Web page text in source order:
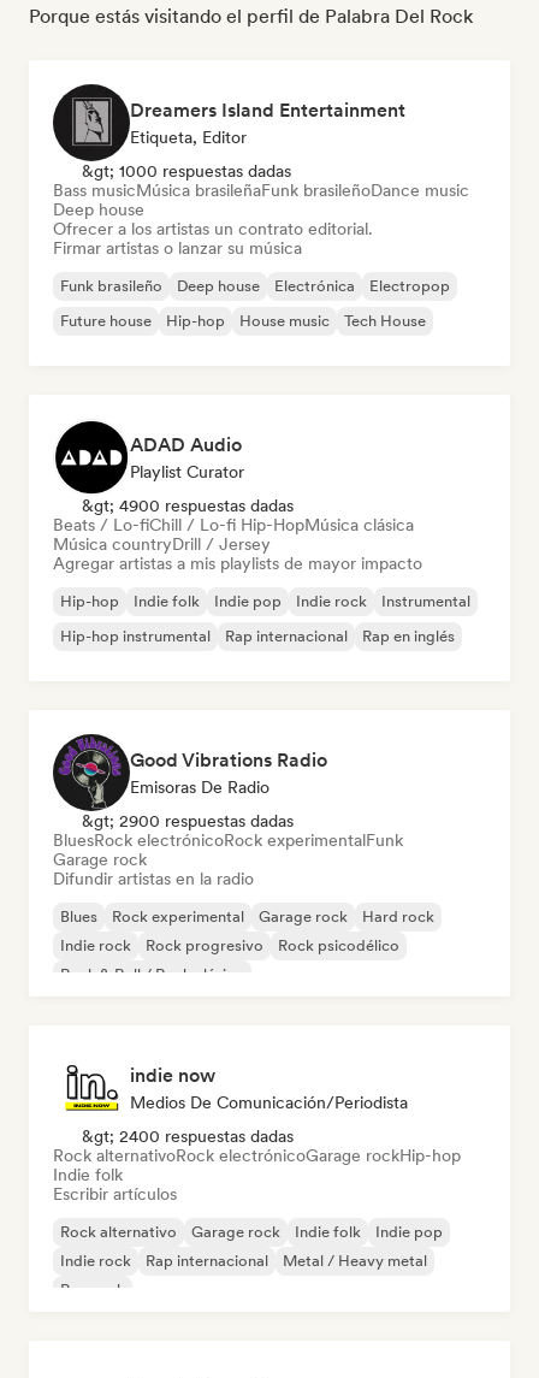
Porque estás visitando el perfil de Palabra Del Rock
Dreamers Island Entertainment
Etiqueta, Editor
&gt; 1000 respuestas dadas
Bass musicMúsica brasileñaFunk brasileñoDance music
Deep house
Ofrecer a los artistas un contrato editorial.
Firmar artistas o lanzar su música
Funk brasileño Deep house Electrónica
Electropop
Future house
Hip-hop House music Tech House
ADAD Audio
Playlist Curator
&gt; 4900 respuestas dadas
Beats / Lo-fiChill / Lo-fi Hip-HopMúsica clásica
Música countryDrill / Jersey
Agregar artistas a mis playlists de mayor impacto
Hip-hop Indie folk Indie pop Indie rock
Instrumental
Hip-hop instrumental
Rap internacional Rap en inglés
Good Vibrations Radio
Emisoras De Radio
&gt; 2900 respuestas dadas
BluesRock electrónicoRock experimentalFunk
Garage rock
Difundir artistas en la radio
Blues Rock experimental Garage rock
Hard rock
Indie rock
Rock progresivo
Rock psicodélico
Rock & Roll / Rock clásico
indie now
Medios De Comunicación/Periodista
&gt; 2400 respuestas dadas
Rock alternativoRock electrónicoGarage rockHip-hop
Indie folk
Escribir artículos
Rock alternativo Garage rock Indie folk
Indie pop
Indie rock
Rap internacional
Metal / Heavy metal
Pop rock